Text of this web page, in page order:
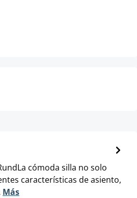
cómoda silla no solo
características de asiento,
Más